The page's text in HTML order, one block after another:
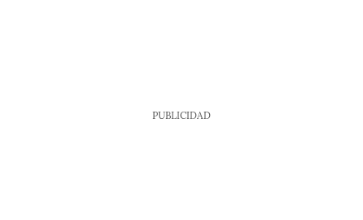
PUBLICIDAD